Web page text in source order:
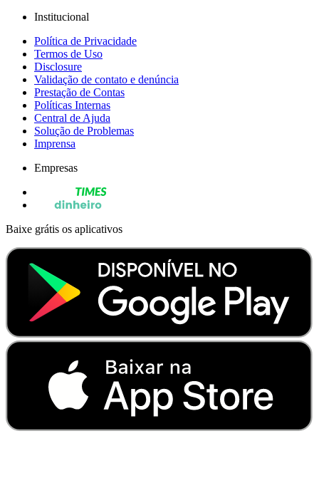
Institucional
Política de Privacidade
Termos de Uso
Disclosure
Validação de contato e denúncia
Prestação de Contas
Políticas Internas
Central de Ajuda
Solução de Problemas
Imprensa
Empresas
Baixe grátis os aplicativos